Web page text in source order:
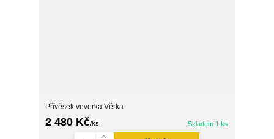
Přívěsek veverka Věrka
2 480 Kč/ks Skladem 1 ks